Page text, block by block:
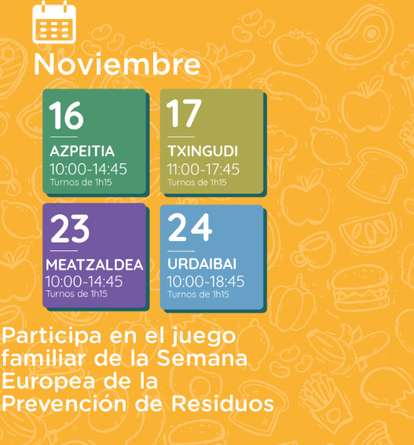
Noviembre
Participa en el juego
familiar de la Semana
Europea de la
Prevención de Residuos